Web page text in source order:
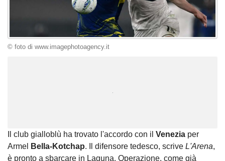
© foto di www.imagephotoagency.it
Il club gialloblù ha trovato l'accordo con il Venezia per
Armel
Bella-Kotchap. Il difensore tedesco, scrive L'Arena,
è pronto a sbarcare in Laguna. Operazione, come già